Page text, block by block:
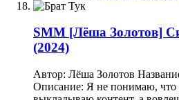
SMM [Лёша Золотов]
(2024)
Автор: Лёша Золотов
Описание: Я не понимаю, что